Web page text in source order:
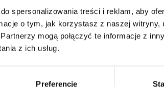
spersonalizowania treści i reklam, aby
o tym, jak korzystasz z naszej witryny,
mogą połączyć te informacje z
z ich usług.
Preferencje